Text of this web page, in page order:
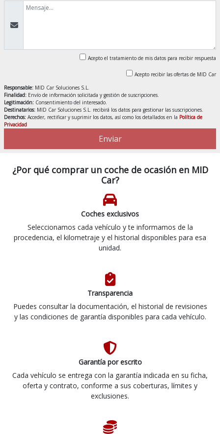
Acepto el tratamiento de mis datos para recibir respuesta
Acepto recibir las ofertas de MID Car
Responsable: MID Car Soluciones S.L.
Finalidad: Envío de información solicitada y gestión de suscripciones.
Legitimación: Consentimiento del interesado.
Destinatarios: MID Car Soluciones S.L. recibirá los datos para gestionar las suscripciones.
Derechos: Acceder, rectificar y suprimir los datos, así como los detallados en la Política de
Privacidad
Enviar
¿Por qué comprar un coche de ocasión en MID
Car?
Coches exclusivos
Seleccionamos cada vehículo y te informamos de la
procedencia, el kilometraje y el historial disponibles para esa
unidad.
Transparencia
Puedes consultar la documentación, el historial de revisiones
y las condiciones de garantía disponibles para cada vehículo.
Garantía por escrito
Cada vehículo se entrega con la garantía indicada en su ficha,
oferta y contrato, conforme a sus coberturas, límites y
exclusiones.